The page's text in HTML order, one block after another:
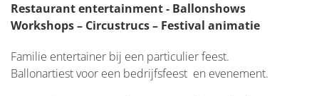
Restaurant entertainment - Ballonshows
Workshops – Circustrucs – Festival animatie
Familie entertainer bij een particulier feest.
Ballonartiest voor een bedrijfsfeest en evenement.